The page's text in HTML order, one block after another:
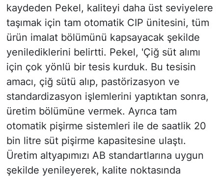
kaydeden Pekel, kaliteyi daha üst seviyelere
taşımak için tam otomatik CIP ünitesini, tüm
ürün imalat bölümünü kapsayacak şekilde
yenilediklerini belirtti. Pekel, 'Çiğ süt alımı
için çok yönlü bir tesis kurduk. Bu tesisin
amacı, çiğ sütü alıp, pastörizasyon ve
standardizasyon işlemlerini yaptıktan sonra,
üretim bölümüne vermek. Ayrıca tam
otomatik pişirme sistemleri ile de saatlik 20
bin litre süt pişirme kapasitesine ulaştı.
Üretim altyapımızı AB standartlarına uygun
şekilde yenileyerek, kalite noktasında